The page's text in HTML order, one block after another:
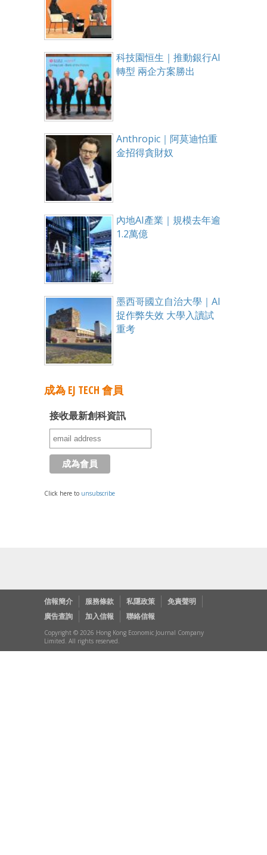
科技園恒生｜推動銀行AI
轉型 兩企方案勝出
Anthropic｜阿莫迪怕重
金招得貪財奴
內地AI產業｜規模去年逾
1.2萬億
墨西哥國立自治大學｜AI
捉作弊失效 大學入讀試
重考
成為 EJ TECH 會員
接收最新創科資訊
Click here to unsubscribe
信報簡介 服務條款 私隱政策
免責聲明
廣告查詢
加入信報 聯絡信報
Copyright © 2026 Hong Kong Economic Journal Company
Limited. All rights reserved.